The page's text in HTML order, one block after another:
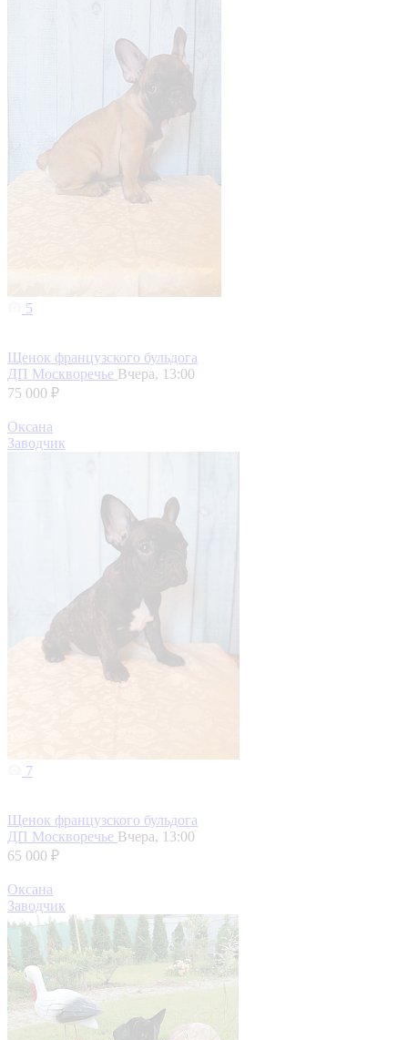
5
Щенок французского бульдога
ДП Москворечье Вчера, 13:00
75 000 ₽
Оксана
Заводчик
7
Щенок французского бульдога
ДП Москворечье Вчера, 13:00
65 000 ₽
Оксана
Заводчик